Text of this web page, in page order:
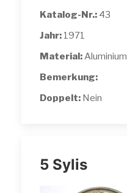
Katalog-Nr.: 43
Jahr: 1971
Material:Aluminium
Bemerkung:
Doppelt: Nein
5 Sylis